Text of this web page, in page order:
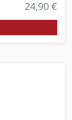
24,90 €